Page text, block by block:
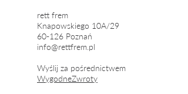
rett frem
Knapowskiego 10A/29
60-126 Poznań
info@rettfrem.pl
Wyślij za pośrednictwem
WygodneZwroty